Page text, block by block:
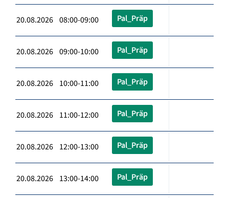
20.08.2026 08:00-09:00 Pal_Präp
20.08.2026 09:00-10:00 Pal_Präp
20.08.2026 10:00-11:00 Pal_Präp
20.08.2026 11:00-12:00 Pal_Präp
20.08.2026 12:00-13:00 Pal_Präp
20.08.2026 13:00-14:00 Pal_Präp